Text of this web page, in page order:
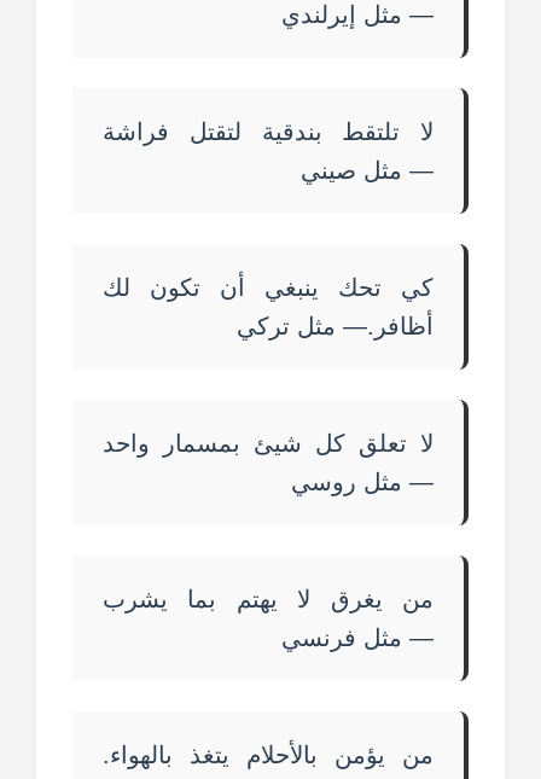
— مثل إيرلندي
لا تلتقط بندقية لتقتل فراشة
— مثل صيني
كي تحك ينبغي أن تكون لك
أظافر.— مثل تركي
لا تعلق كل شيئ بمسمار واحد
— مثل روسي
من يغرق لا يهتم بما يشرب
— مثل فرنسي
من يؤمن بالأحلام يتغذ بالهواء.